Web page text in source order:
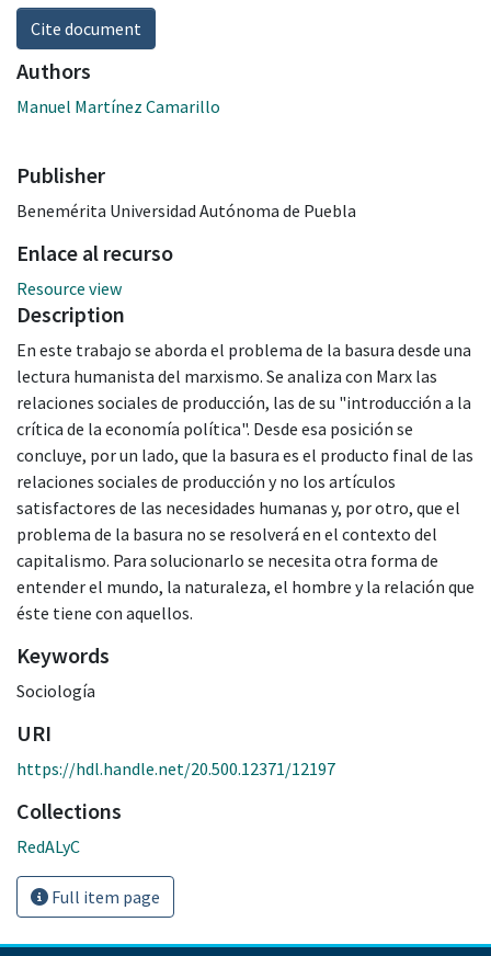
Cite document
Authors
Manuel Martínez Camarillo
Publisher
Benemérita Universidad Autónoma de Puebla
Enlace al recurso
Resource view
Description
En este trabajo se aborda el problema de la basura desde una
lectura humanista del marxismo. Se analiza con Marx las
relaciones sociales de producción, las de su "introducción a la
crítica de la economía política". Desde esa posición se
concluye, por un lado, que la basura es el producto final de las
relaciones sociales de producción y no los artículos
satisfactores de las necesidades humanas y, por otro, que el
problema de la basura no se resolverá en el contexto del
capitalismo. Para solucionarlo se necesita otra forma de
entender el mundo, la naturaleza, el hombre y la relación que
éste tiene con aquellos.
Keywords
Sociología
URI
https://hdl.handle.net/20.500.12371/12197
Collections
RedALyC
Full item page